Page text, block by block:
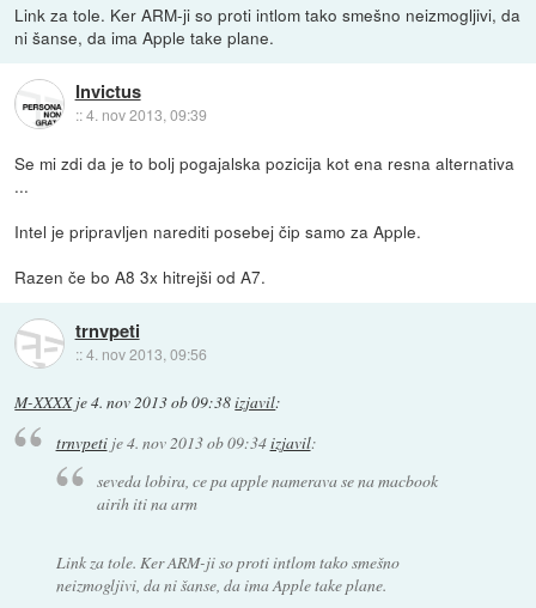
Link za tole. Ker ARM-ji so proti intlom tako smešno neizmogljivi, da
ni šanse, da ima Apple take plane.
Invictus
::4. nov 2013, 09:39
Se mi zdi da je to bolj pogajalska pozicija kot ena resna alternativa
...
Intel je pripravljen narediti posebej čip samo za Apple.
Razen če bo A8 3x hitrejši od A7.
trnvpeti
::4. nov 2013, 09:56
M-XXXXje4. nov 2013 ob 09:38izjavil:
trnvpetije4. nov 2013 ob 09:34izjavil:
seveda lobira, ce pa apple namerava se na macbook
airih iti na arm
Link za tole. Ker ARM-ji so proti intlom tako smešno
neizmogljivi, da ni šanse, da ima Apple take plane.